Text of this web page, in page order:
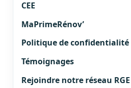
CEE
MaPrimeRénov’
Politique de confidentialité
Témoignages
Rejoindre notre réseau RGE